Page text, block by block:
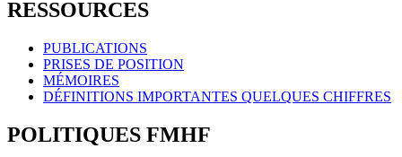
RESSOURCES
PUBLICATIONS
PRISES DE POSITION
MÉMOIRES
DÉFINITIONS IMPORTANTES QUELQUES CHIFFRES
POLITIQUES FMHF